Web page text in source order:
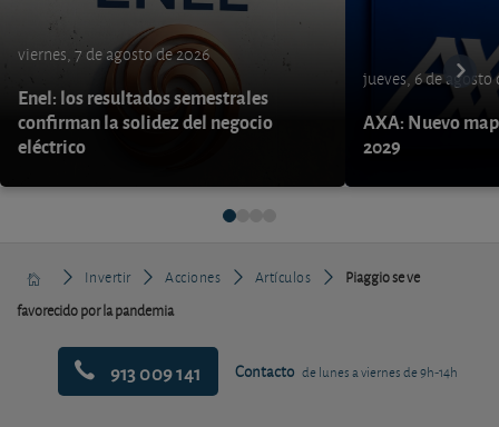
viernes, 7 de agosto de 2026
Enel: los resultados semestrales
confirman la solidez del negocio
eléctrico
jueves, 6 de agosto
AXA: Nuevo
2029
Invertir Acciones Artículos
Piaggio se ve
favorecido por la pandemia
913 009 141 Contacto de lunes a viernes de 9h-14h